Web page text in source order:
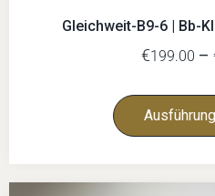
Gleichweit-B9-6 | Bb-
€199.00 –